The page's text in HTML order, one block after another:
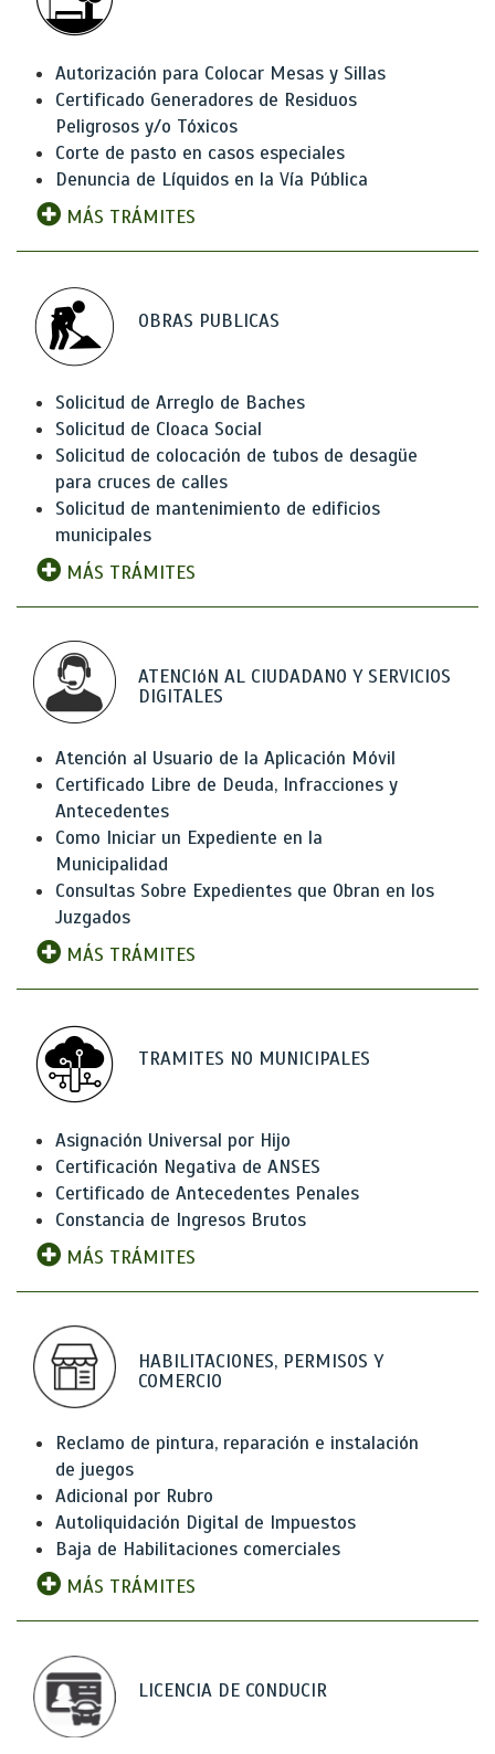
Autorización para Colocar Mesas y Sillas
Certificado Generadores de Residuos
Peligrosos y/o Tóxicos
Corte de pasto en casos especiales
Denuncia de Líquidos en la Vía Pública
MÁS TRÁMITES
OBRAS PUBLICAS
Solicitud de Arreglo de Baches
Solicitud de Cloaca Social
Solicitud de colocación de tubos de desagüe
para cruces de calles
Solicitud de mantenimiento de edificios
municipales
MÁS TRÁMITES
ATENCIóN AL CIUDADANO Y SERVICIOS
DIGITALES
Atención al Usuario de la Aplicación Móvil
Certificado Libre de Deuda, Infracciones y
Antecedentes
Como Iniciar un Expediente en la
Municipalidad
Consultas Sobre Expedientes que Obran en los
Juzgados
MÁS TRÁMITES
TRAMITES NO MUNICIPALES
Asignación Universal por Hijo
Certificación Negativa de ANSES
Certificado de Antecedentes Penales
Constancia de Ingresos Brutos
MÁS TRÁMITES
HABILITACIONES, PERMISOS Y
COMERCIO
Reclamo de pintura, reparación e instalación
de juegos
Adicional por Rubro
Autoliquidación Digital de Impuestos
Baja de Habilitaciones comerciales
MÁS TRÁMITES
LICENCIA DE CONDUCIR